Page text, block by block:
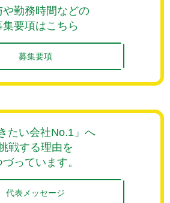
や勤務時間などの
集要項はこちら
募集要項
たい会社No.1」へ
戦する理由を
づっています。
代表メッセージ